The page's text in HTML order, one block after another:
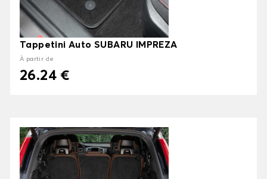
Tappetini Auto SUBARU IMPREZA
À partir de
26.24 €